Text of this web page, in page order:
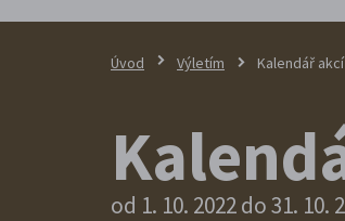
Úvod Výletím Kalendář akcí
od 1. 10. 2022 do 31. 10.